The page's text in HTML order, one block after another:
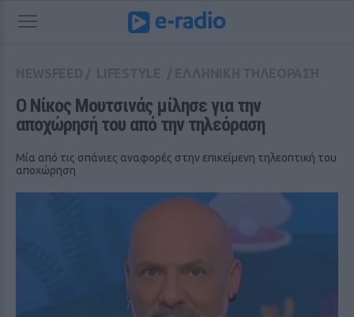
Ο Νίκος Μουτσινάς μίλησε για την
αποχώρησή του από την τηλεόραση
Μία από τις σπάνιες αναφορές στην επικείμενη τηλεοπτική του
αποχώρηση